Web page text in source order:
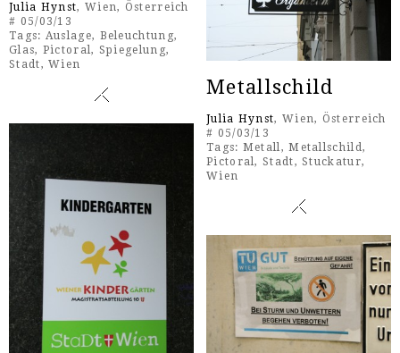
Julia Hynst, Wien, Österreich
# 05/03/13
Tags: Auslage, Beleuchtung,
Glas, Pictoral, Spiegelung,
Stadt,Wien
Metallschild
Julia Hynst, Wien, Österreich
# 05/03/13
Tags: Metall,Metallschild,
Pictoral,Stadt,Stuckatur,
Wien